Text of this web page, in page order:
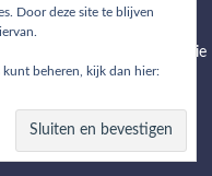
Over ons Contact
| WordPress Theme: Wimpie
Door deze site te blijven
beheren, kijk dan hier: